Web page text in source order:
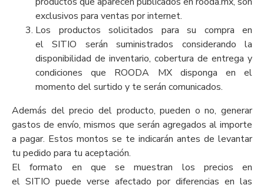
exclusivos para ventas por internet.
Los productos solicitados para su compra en
el SITIO serán suministrados considerando la
disponibilidad de inventario, cobertura de entrega y
condiciones que ROODA MX disponga en el
momento del surtido y te serán comunicados.
Además del precio del producto, pueden o no, generar
gastos de envío, mismos que serán agregados al importe
a pagar. Estos montos se te indicarán antes de levantar
tu pedido para tu aceptación.
El formato en que se muestran los precios en
el SITIO puede verse afectado por diferencias en las